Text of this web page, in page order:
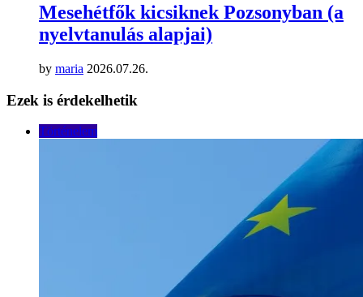
Mesehétfők kicsiknek Pozsonyban (a
nyelvtanulás alapjai)
by maria 2026.07.26.
Ezek is érdekelhetik
Történelem